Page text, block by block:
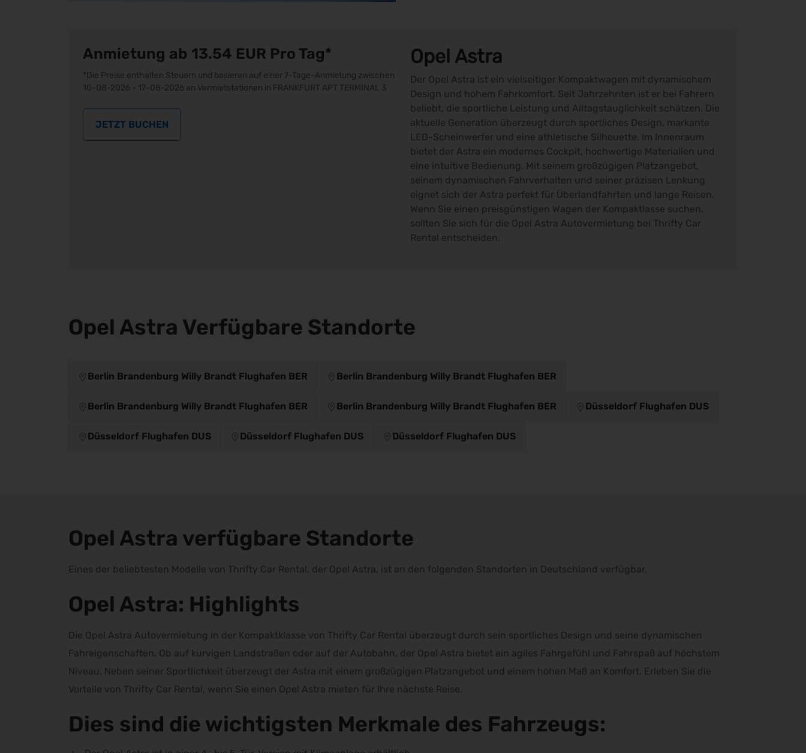
Anmietung ab 13.54 EUR Pro Tag*
*Die Preise enthalten Steuern und basieren auf einer 7-Tage-Anmietung zwischen
10-08-2026 - 17-08-2026 an Vermietstationen in FRANKFURT APT TERMINAL 3
JETZT BUCHEN
Opel Astra
Der Opel Astra ist ein vielseitiger Kompaktwagen mit dynamischem
Design und hohem Fahrkomfort. Seit Jahrzehnten ist er bei Fahrern
beliebt, die sportliche Leistung und Alltagstauglichkeit schätzen. Die
aktuelle Generation überzeugt durch sportliches Design, markante
LED-Scheinwerfer und eine athletische Silhouette. Im Innenraum
bietet der Astra ein modernes Cockpit, hochwertige Materialien und
eine intuitive Bedienung. Mit seinem großzügigen Platzangebot,
seinem dynamischen Fahrverhalten und seiner präzisen Lenkung
eignet sich der Astra perfekt für Überlandfahrten und lange Reisen.
Wenn Sie einen preisgünstigen Wagen der Kompaktlasse suchen,
sollten Sie sich für die Opel Astra Autovermietung bei Thrifty Car
Rental entscheiden.
Opel Astra Verfügbare Standorte
Berlin Brandenburg Willy Brandt Flughafen BER Berlin Brandenburg Willy Brandt Flughafen BER
Berlin Brandenburg Willy Brandt Flughafen BER Berlin Brandenburg Willy Brandt Flughafen BER Düsseldorf Flughafen DUS
Düsseldorf Flughafen DUS Düsseldorf Flughafen DUS Düsseldorf Flughafen DUS
Opel Astra verfügbare Standorte
Eines der beliebtesten Modelle von Thrifty Car Rental, der Opel Astra, ist an den folgenden Standorten in Deutschland verfügbar.
Opel Astra: Highlights
Die Opel Astra Autovermietung in der Kompaktklasse von Thrifty Car Rental überzeugt durch sein sportliches Design und seine dynamischen
Fahreigenschaften. Ob auf kurvigen Landstraßen oder auf der Autobahn, der Opel Astra bietet ein agiles Fahrgefühl und Fahrspaß auf höchstem
Niveau. Neben seiner Sportlichkeit überzeugt der Astra mit einem großzügigen Platzangebot und einem hohen Maß an Komfort. Erleben Sie die
Vorteile von Thrifty Car Rental, wenn Sie einen Opel Astra mieten für Ihre nächste Reise.
Dies sind die wichtigsten Merkmale des Fahrzeugs: